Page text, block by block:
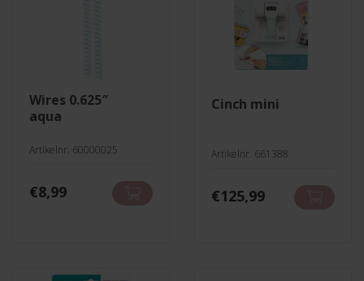
wires 0.625″
aqua
Artikelnr. 60000025
€8,99
cinch mini
Artikelnr. 661388
€125,99